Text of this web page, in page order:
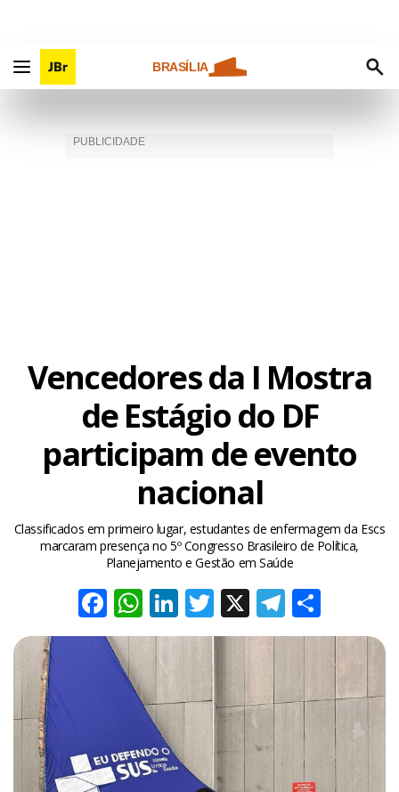
BRASÍLIA
Vencedores da I Mostra
de Estágio do DF
participam de evento
nacional
Classificados em primeiro lugar, estudantes de enfermagem da Escs
marcaram presença no 5º Congresso Brasileiro de Política,
Planejamento e Gestão em Saúde
Facebook
WhatsApp
LinkedIn
Twitter
X